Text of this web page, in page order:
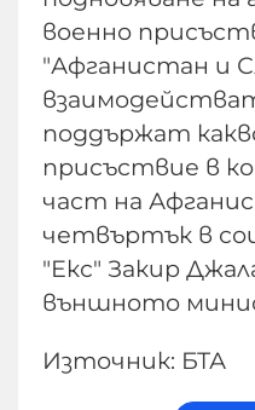
военно
"Афганистан и
поддържат
присъствие в
част на
четвъртък в
"Екс" Закир
външното
Източник: БТА